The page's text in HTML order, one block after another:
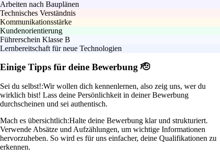
Arbeiten nach Bauplänen
Technisches Verständnis
Kommunikationsstärke
Kundenorientierung
Führerschein Klasse B
Lernbereitschaft für neue Technologien
Einige Tipps für deine Bewerbung 🫡
Sei du selbst!:Wir wollen dich kennenlernen, also zeig uns, wer du
wirklich bist! Lass deine Persönlichkeit in deiner Bewerbung
durchscheinen und sei authentisch.
Mach es übersichtlich:Halte deine Bewerbung klar und strukturiert.
Verwende Absätze und Aufzählungen, um wichtige Informationen
hervorzuheben. So wird es für uns einfacher, deine Qualifikationen zu
erkennen.